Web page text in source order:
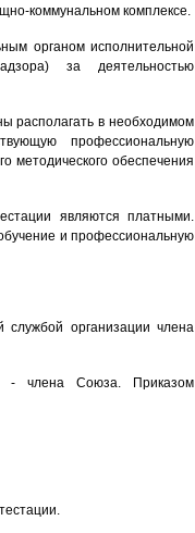
коммунальном комплексе.
органом исполнительной
за деятельностью
располагать в необходимом
профессиональную
методического обеспечения
являются платными.
и профессиональную
службой организации члена
- члена Союза. Приказом